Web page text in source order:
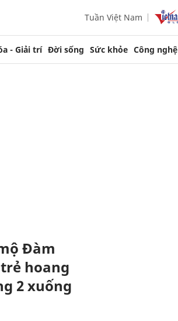
Tuần Việt Nam
- Giải trí Đời sống Sức khỏe Công nghệ
Đàm
hoang
2 xuống